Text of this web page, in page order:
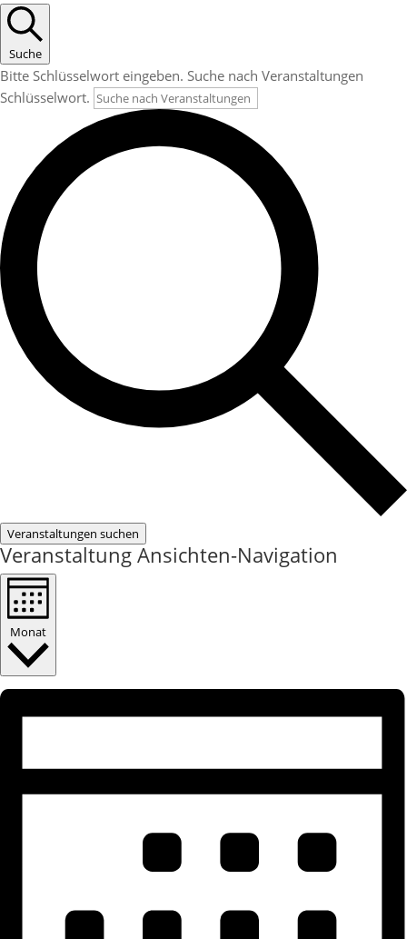
Suche
Bitte Schlüsselwort eingeben. Suche nach Veranstaltungen
Schlüsselwort.
Veranstaltungen suchen
Veranstaltung Ansichten-Navigation
Monat